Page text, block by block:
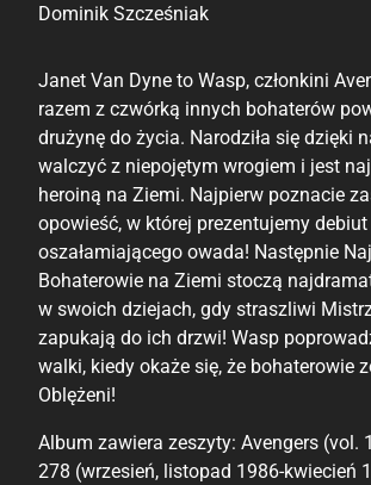
Dominik Szcześniak
Janet Van Dyne to Wasp, członkini
razem z czwórką innych bohaterów
drużynę do życia. Narodziła się dzięki
walczyć z niepojętym wrogiem i jest
heroiną na Ziemi. Najpierw poznacie
opowieść, w której prezentujemy
oszałamiającego owada! Następnie
Bohaterowie na Ziemi stoczą
w swoich dziejach, gdy straszliwi
zapukają do ich drzwi! Wasp
walki, kiedy okaże się, że bohaterowie
Oblężeni!
Album zawiera zeszyty: Avengers (vol.
278 (wrzesień, listopad 1986-kwiecień